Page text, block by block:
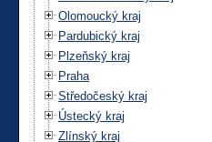
Olomoucký kraj
Pardubický kraj
Plzeňský kraj
Praha
Středočeský kraj
Ústecký kraj
Zlínský kraj